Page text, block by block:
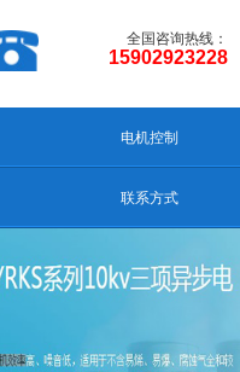
全国咨询热线：
15902923228
电机控制
联系方式